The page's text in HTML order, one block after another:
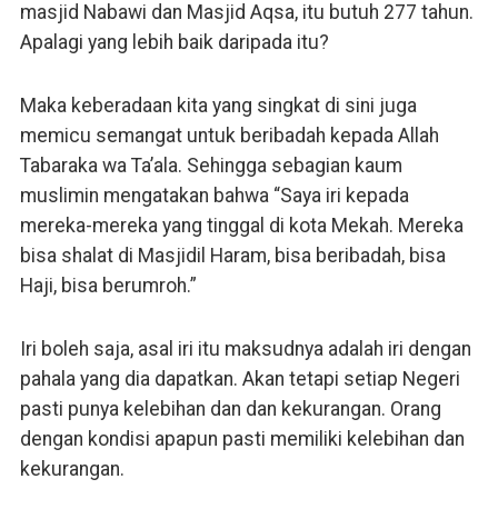
masjid Nabawi dan Masjid Aqsa, itu butuh 277 tahun.
Apalagi yang lebih baik daripada itu?
Maka keberadaan kita yang singkat di sini juga
memicu semangat untuk beribadah kepada Allah
Tabaraka wa Ta’ala. Sehingga sebagian kaum
muslimin mengatakan bahwa “Saya iri kepada
mereka-mereka yang tinggal di kota Mekah. Mereka
bisa shalat di Masjidil Haram, bisa beribadah, bisa
Haji, bisa berumroh.”
Iri boleh saja, asal iri itu maksudnya adalah iri dengan
pahala yang dia dapatkan. Akan tetapi setiap Negeri
pasti punya kelebihan dan dan kekurangan. Orang
dengan kondisi apapun pasti memiliki kelebihan dan
kekurangan.